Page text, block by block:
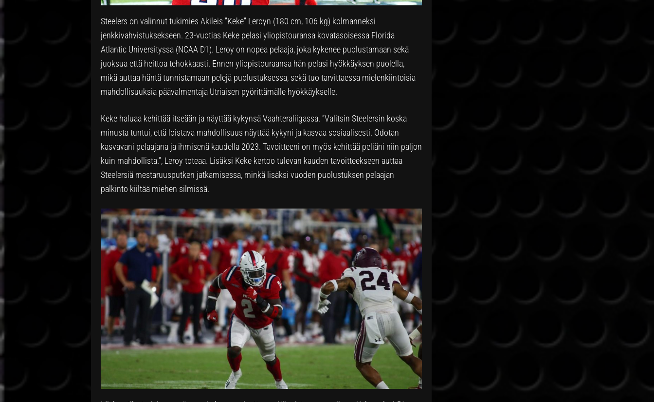
Steelers on valinnut tukimies Akileis ”Keke” Leroyn (180 cm, 106 kg) kolmanneksi
jenkkivahvistuksekseen. 23-vuotias Keke pelasi yliopistouransa kovatasoisessa Florida
Atlantic Universityssa (NCAA D1). Leroy on nopea pelaaja, joka kykenee puolustamaan sekä
juoksua että heittoa tehokkaasti. Ennen yliopistouraansa hän pelasi hyökkäyksen puolella,
mikä auttaa häntä tunnistamaan pelejä puolustuksessa, sekä tuo tarvittaessa mielenkiintoisia
mahdollisuuksia päävalmentaja Utriaisen pyörittämälle hyökkäykselle.
Keke haluaa kehittää itseään ja näyttää kykynsä Vaahteraliigassa. ”Valitsin Steelersin koska
minusta tuntui, että loistava mahdollisuus näyttää kykyni ja kasvaa sosiaalisesti. Odotan
kasvavani pelaajana ja ihmisenä kaudella 2023. Tavoitteeni on myös kehittää peliäni niin paljon
kuin mahdollista.”, Leroy toteaa. Lisäksi Keke kertoo tulevan kauden tavoitteekseen auttaa
Steelersiä mestaruusputken jatkamisessa, minkä lisäksi vuoden puolustuksen pelaajan
palkinto kiiltää miehen silmissä.